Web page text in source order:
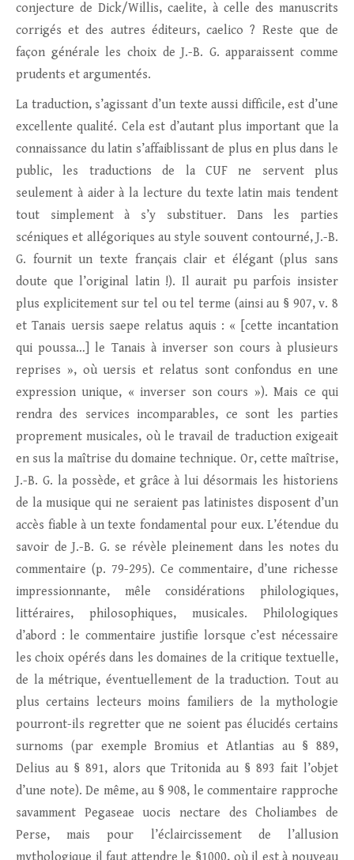
conjecture de Dick/Willis, caelite, à celle des manuscrits
corrigés et des autres éditeurs, caelico ? Reste que de
façon générale les choix de J.-B. G. apparaissent comme
prudents et argumentés.
La traduction, s’agissant d’un texte aussi difficile, est d’une
excellente qualité. Cela est d’autant plus important que la
connaissance du latin s’affaiblissant de plus en plus dans le
public, les traductions de la CUF ne servent plus
seulement à aider à la lecture du texte latin mais tendent
tout simplement à s’y substituer. Dans les parties
scéniques et allégoriques au style souvent contourné, J.-B.
G. fournit un texte français clair et élégant (plus sans
doute que l’original latin !). Il aurait pu parfois insister
plus explicitement sur tel ou tel terme (ainsi au § 907, v. 8
et Tanais uersis saepe relatus aquis : « [cette incantation
qui poussa…] le Tanais à inverser son cours à plusieurs
reprises », où uersis et relatus sont confondus en une
expression unique, « inverser son cours »). Mais ce qui
rendra des services incomparables, ce sont les parties
proprement musicales, où le travail de traduction exigeait
en sus la maîtrise du domaine technique. Or, cette maîtrise,
J.-B. G. la possède, et grâce à lui désormais les historiens
de la musique qui ne seraient pas latinistes disposent d’un
accès fiable à un texte fondamental pour eux. L’étendue du
savoir de J.-B. G. se révèle pleinement dans les notes du
commentaire (p. 79-295). Ce commentaire, d’une richesse
impressionnante, mêle considérations philologiques,
littéraires, philosophiques, musicales. Philologiques
d’abord : le commentaire justifie lorsque c’est nécessaire
les choix opérés dans les domaines de la critique textuelle,
de la métrique, éventuellement de la traduction. Tout au
plus certains lecteurs moins familiers de la mythologie
pourront-ils regretter que ne soient pas élucidés certains
surnoms (par exemple Bromius et Atlantias au § 889,
Delius au § 891, alors que Tritonida au § 893 fait l’objet
d’une note). De même, au § 908, le commentaire rapproche
savamment Pegaseae uocis nectare des Choliambes de
Perse, mais pour l’éclaircissement de l’allusion